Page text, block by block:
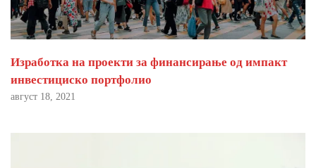
Изработка на проекти за финансирање од импакт
инвестициско портфолио
август 18, 2021